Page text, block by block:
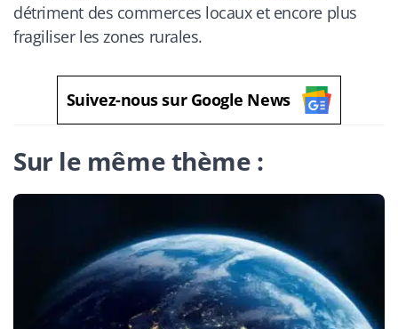
détriment des commerces locaux et encore plus
fragiliser les zones rurales.
Suivez-nous sur Google News
Sur le même thème :